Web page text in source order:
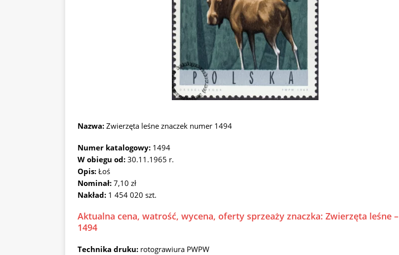
Nazwa: Zwierzęta leśne znaczek numer 1494
Numer katalogowy: 1494
W obiegu od: 30.11.1965 r.
Opis: Łoś
Nominał: 7,10 zł
Nakład: 1 454 020 szt.
Aktualna cena, watrość, wycena, oferty sprzeaży znaczka: Zwierzęta leśne –
1494
Technika druku: rotograwiura PWPW